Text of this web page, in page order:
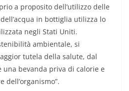
a proposito dell’utilizzo delle
in bottiglia utilizza lo
negli Stati Uniti.
ambientale, si
tutela della salute, dal
una bevanda priva di calorie e
dell’organismo”.